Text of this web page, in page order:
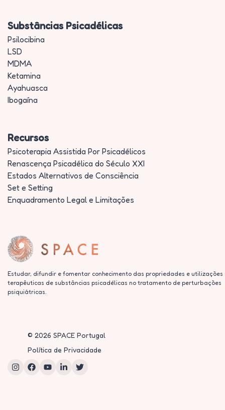
Substâncias Psicadélicas
Psilocibina
LSD
MDMA
Ketamina
Ayahuasca
Ibogaína
Recursos
Psicoterapia Assistida Por Psicadélicos
Renascença Psicadélica do Século XXI
Estados Alternativos de Consciência
Set e Setting
Enquadramento Legal e Limitações
Estudar, difundir e fomentar conhecimento das propriedades e utilizações
terapêuticas de substâncias psicadélicas no tratamento de perturbações
psiquiátricas.
© 2026 SPACE Portugal
Política de Privacidade
Instagram
Facebook
YouTube
LinkedInTwitter